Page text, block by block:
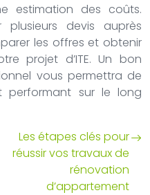
estimation des coûts.
plusieurs devis auprès
les offres et obtenir
projet d’ITE. Un bon
vous permettra de
performant sur le long
Les étapes clés pour
réussir vos travaux de
rénovation
d’appartement